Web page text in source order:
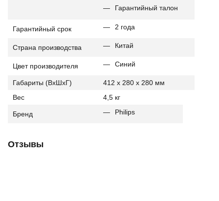
Гарантийный талон
Гарантийный срок 2 года
Страна производства Китай
Цвет производителя Синий
Габариты (ВхШхГ)
412 x 280 x 280 мм
Вес
4,5 кг
Бренд Philips
Отзывы